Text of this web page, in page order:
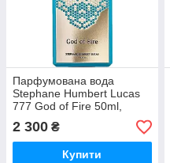
Парфумована вода
Stephane Humbert Lucas
777 God of Fire 50ml,
Тестер
2 300 ₴
Купити